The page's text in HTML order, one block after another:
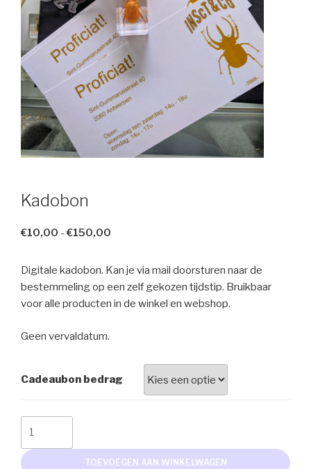
Kadobon
€10,00 - €150,00
tot
€150,00
Digitale kadobon. Kan je via mail doorsturen naar de
bestemmeling op een zelf gekozen tijdstip. Bruikbaar
voor alle producten in de winkel en webshop.
Geen vervaldatum.
Cadeaubon bedrag
TOEVOEGEN AAN WINKELWAGEN